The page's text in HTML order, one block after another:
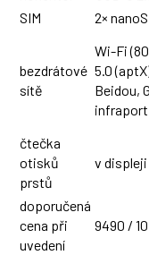
SIM
2×
bezdrátové
sítě
Wi-Fi
5.0
Beidou,
čtečka
otisků
prstů
v displeji
doporučená
cena při
uvedení
9490 /